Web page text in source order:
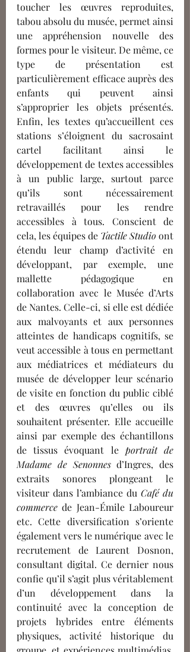
toucher les œuvres reproduites,
tabou absolu du musée, permet ainsi
une appréhension nouvelle des
formes pour le visiteur. De même, ce
type de présentation est
particulièrement efficace auprès des
enfants qui peuvent ainsi
s’approprier les objets présentés.
Enfin, les textes qu’accueillent ces
stations s’éloignent du sacrosaint
cartel facilitant ainsi le
développement de textes accessibles
à un public large, surtout parce
qu’ils sont nécessairement
retravaillés pour les rendre
accessibles à tous. Conscient de
cela, les équipes de Tactile Studio ont
étendu leur champ d’activité en
développant, par exemple, une
mallette pédagogique en
collaboration avec le Musée d’Arts
de Nantes. Celle-ci, si elle est dédiée
aux malvoyants et aux personnes
atteintes de handicaps cognitifs, se
veut accessible à tous en permettant
aux médiatrices et médiateurs du
musée de développer leur scénario
de visite en fonction du public ciblé
et des œuvres qu’elles ou ils
souhaitent présenter. Elle accueille
ainsi par exemple des échantillons
de tissus évoquant le portrait de
Madame de Senonnes d’Ingres, des
extraits sonores plongeant le
visiteur dans l’ambiance du Café du
commerce de Jean-Émile Laboureur
etc. Cette diversification s’oriente
également vers le numérique avec le
recrutement de Laurent Dosnon,
consultant digital. Ce dernier nous
confie qu’il s’agit plus véritablement
d’un développement dans la
continuité avec la conception de
projets hybrides entre éléments
physiques, activité historique du